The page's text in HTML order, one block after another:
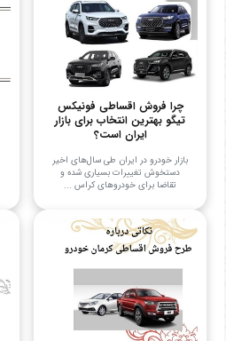
چرا فروش اقساطی فونیکس
تیگو بهترین انتخاب برای بازار
ایران است؟
بازار خودرو در ایران طی سال‌های اخیر
دستخوش تغییرات بسیاری شده و
تقاضا برای خودروهای کراس‌ ...